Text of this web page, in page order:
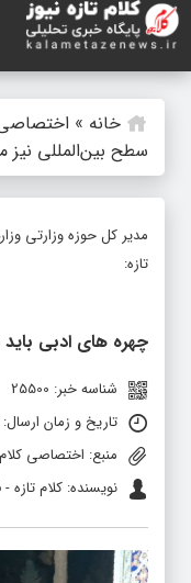
خانه » اختصاصی
سطح بین‌المللی
مدیر کل حوزه وزارتی
تازه:
چهره های ادبی
شناسه خبر: 25500
تاریخ و زمان ارسال: 26 فروردین 1401 ساعت 11:52
منبع: اختصاصی
نویسنده: کلام تازه